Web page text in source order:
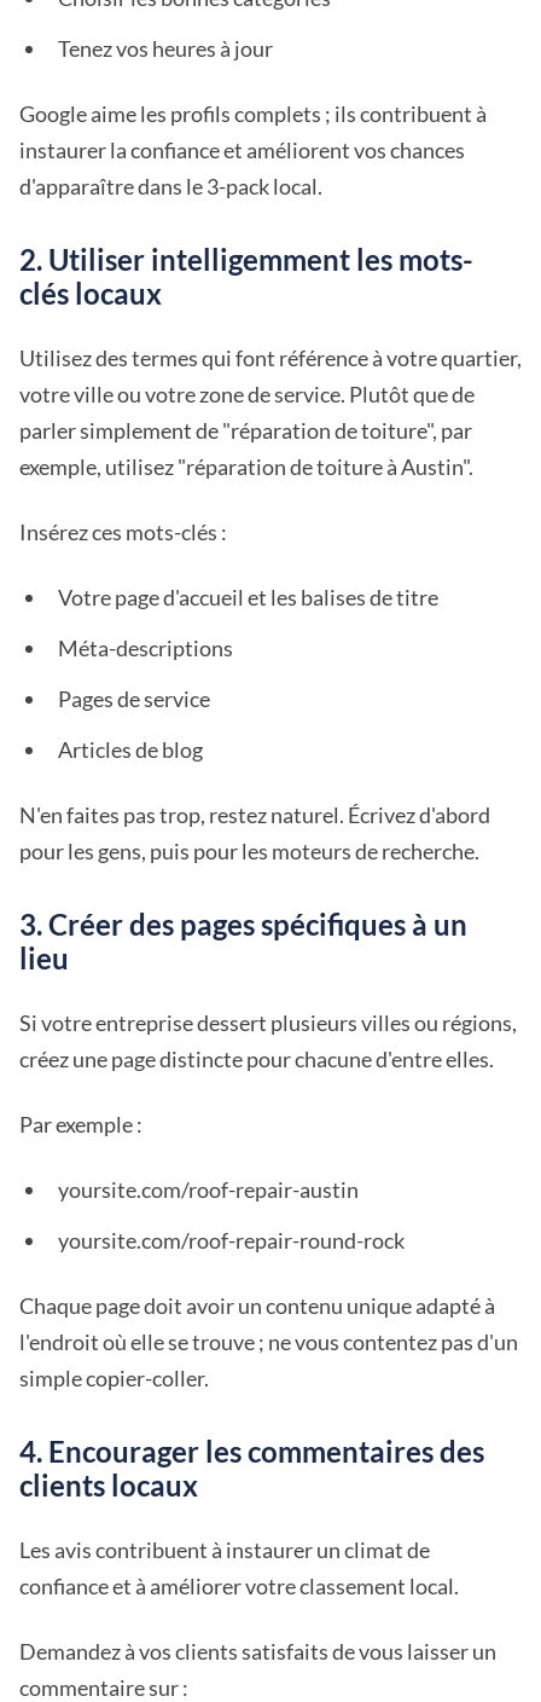
Tenez vos heures à jour
Google aime les profils complets ; ils contribuent à
instaurer la confiance et améliorent vos chances
d'apparaître dans le 3-pack local.
2. Utiliser intelligemment les mots-
clés locaux
Utilisez des termes qui font référence à votre quartier,
votre ville ou votre zone de service. Plutôt que de
parler simplement de "réparation de toiture", par
exemple, utilisez "réparation de toiture à Austin".
Insérez ces mots-clés :
Votre page d'accueil et les balises de titre
Méta-descriptions
Pages de service
Articles de blog
N'en faites pas trop, restez naturel. Écrivez d'abord
pour les gens, puis pour les moteurs de recherche.
3. Créer des pages spécifiques à un
lieu
Si votre entreprise dessert plusieurs villes ou régions,
créez une page distincte pour chacune d'entre elles.
Par exemple :
yoursite.com/roof-repair-austin
yoursite.com/roof-repair-round-rock
Chaque page doit avoir un contenu unique adapté à
l'endroit où elle se trouve ; ne vous contentez pas d'un
simple copier-coller.
4. Encourager les commentaires des
clients locaux
Les avis contribuent à instaurer un climat de
confiance et à améliorer votre classement local.
Demandez à vos clients satisfaits de vous laisser un
commentaire sur :